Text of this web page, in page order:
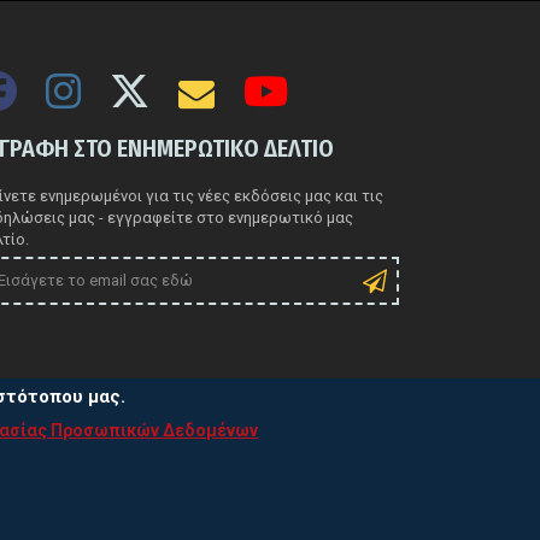
ΣΤΟ ΕΝΗΜΕΡΩΤΙΚΟ ΔΕΛΤΙΟ
ενημερωμένοι για τις νέες εκδόσεις μας και τις
μας - εγγραφείτε στο ενημερωτικό μας
μας.
Προσωπικών Δεδομένων